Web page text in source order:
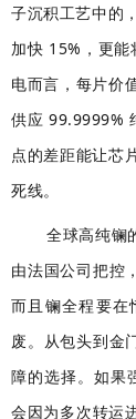
子沉积工艺中的
加快 15%，更
电而言，每片价
供应 99.9999%
点的差距能让芯
死线。
全球高纯镧
由法国公司把控
而且镧全程要在
废。从包头到金
障的选择。如果
会因为多次转运